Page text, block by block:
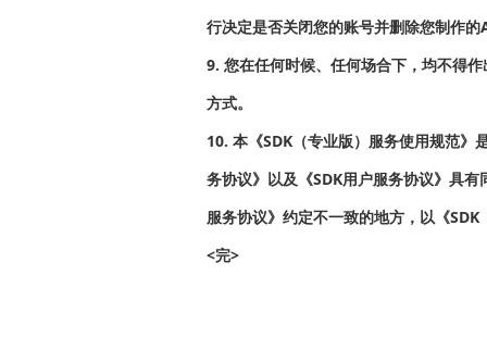
行决定是否关闭您的账号并删除您制作的
9. 您在任何时候、任何场合下，均不得
方式。
10. 本《SDK（专业版）服务使用规范》
务协议》以及《SDK用户服务协议》具
服务协议》约定不一致的地方，以《
<完>